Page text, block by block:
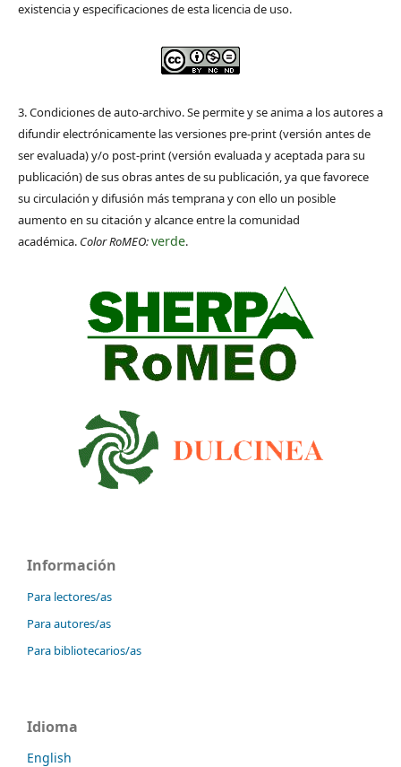
existencia y especificaciones de esta licencia de uso.
3. Condiciones de auto-archivo. Se permite y se anima a los autores a
difundir electrónicamente las versiones pre-print (versión antes de
ser evaluada) y/o post-print (versión evaluada y aceptada para su
publicación) de sus obras antes de su publicación, ya que favorece
su circulación y difusión más temprana y con ello un posible
aumento en su citación y alcance entre la comunidad
académica. Color RoMEO:verde.
Información
Para lectores/as
Para autores/as
Para bibliotecarios/as
Idioma
English